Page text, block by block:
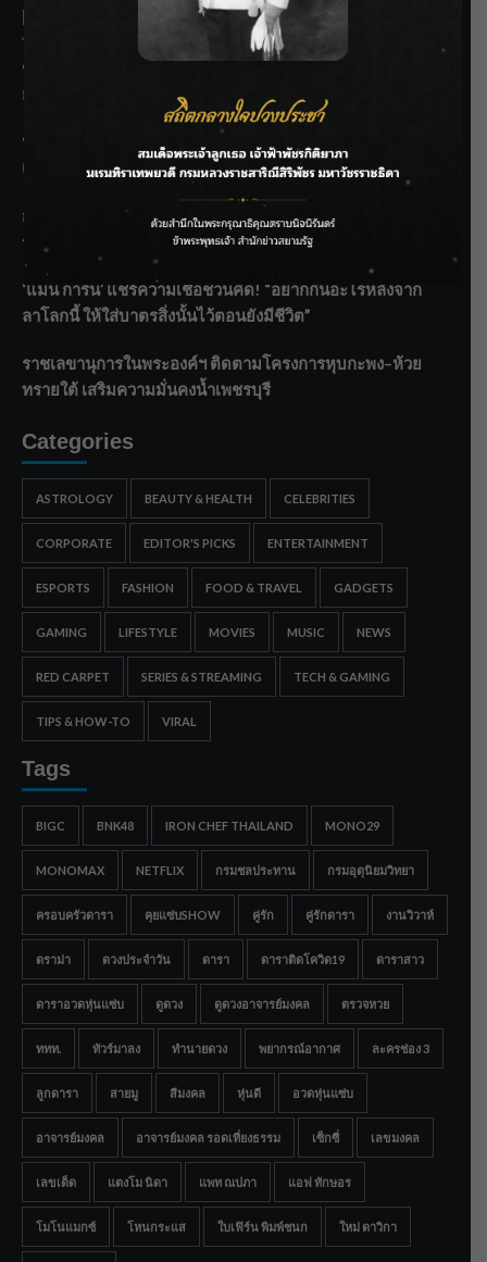
Recent Posts
ชลประทานเชียงใหม่เร่งพร่องน้ำแม่น้ำปิง รับมวลน้ำเหนือ ย้ำ
ยังไม่ล้นตลิ่ง
ฟาดลุคใหม่! “แบม พิชญานิน” แดนซ์สับทุกจังหวะ ชวนแฟนๆ
แกะท่า #นอกจอนอกใจ
กรมชลฯ รับฟังประชาชน ติดตามแก้ปัญหาโครงการประตู
ระบายน้ำศรีสองรักฯ
‘แมน การิน’ แชร์ความเชื่อชวนคิด! “อยากกินอะไรหลังจาก
ลาโลกนี้ ให้ใส่บาตรสิ่งนั้นไว้ตอนยังมีชีวิต”
ราชเลขานุการในพระองค์ฯ ติดตามโครงการหุบกะพง–ห้วย
ทรายใต้ เสริมความมั่นคงน้ำเพชรบุรี
Categories
ASTROLOGY BEAUTY & HEALTH CELEBRITIES
CORPORATE EDITOR'S PICKS ENTERTAINMENT
ESPORTS FASHION FOOD & TRAVEL GADGETS
GAMING LIFESTYLE MOVIES MUSIC NEWS
RED CARPET SERIES & STREAMING TECH & GAMING
TIPS & HOW-TO VIRAL
Tags
BIGC BNK48 IRON CHEF THAILAND MONO29
MONOMAX NETFLIX กรมชลประทาน กรมอุตุนิยมวิทยา
ครอบครัวดารา คุยแซ่บSHOW คู่รัก คู่รักดารา งานวิวาห์
ดราม่า ดวงประจำวัน ดารา ดาราติดโควิด19 ดาราสาว
ดาราอวดหุ่นแซ่บ ดูดวง ดูดวงอาจารย์มงคล ตรวจหวย
ททท. ทัวร์มาลง ทำนายดวง พยากรณ์อากาศ ละครช่อง 3
ลูกดารา สายมู สีมงคล หุ่นดี อวดหุ่นแซ่บ
อาจารย์มงคล อาจารย์มงคล รอดเที่ยงธรรม เซ็กซี่ เลขมงคล
เลขเด็ด แตงโม นิดา แพท ณปภา แอฟ ทักษอร
โมโนแมกซ์ โหนกระแส ใบเฟิร์น พิมพ์ชนก ใหม่ ดาวิกา